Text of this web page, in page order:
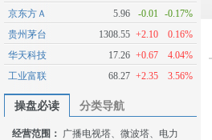
京东方Ａ
5.96 -0.01
-0.17%
贵州茅台
1308.55 +2.10
0.16%
华天科技
17.26 +0.67
4.04%
工业富联
68.27 +2.35 3.56%
操盘必读 分类导航
经营范围： 广播电视塔、微波塔、电力